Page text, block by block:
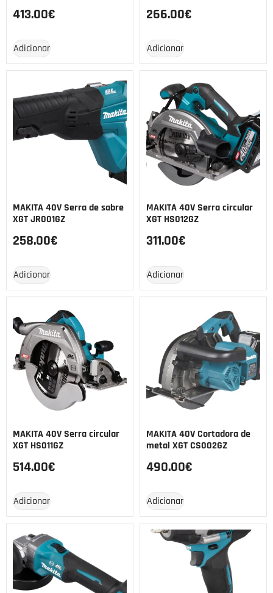
413.00€
Adicionar
266.00€
Adicionar
MAKITA 40V Serra de sabre
XGT JR001GZ
258.00€
Adicionar
MAKITA 40V Serra circular
XGT HS012GZ
311.00€
Adicionar
MAKITA 40V Serra circular
XGT HS011GZ
514.00€
Adicionar
MAKITA 40V Cortadora de
metal XGT CS002GZ
490.00€
Adicionar